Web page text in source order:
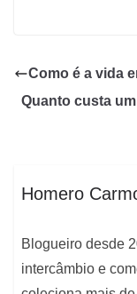
Como é a vida
Quanto custa
Homero
Blogueiro desde
intercâmbio e